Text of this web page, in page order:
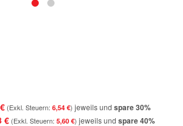
6,54 € jeweils und spare30%
€ 5,60 € jeweils und spare40%